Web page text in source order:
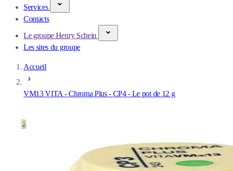
Services
Contacts
Le groupe Henry Schein
Les sites du groupe
Accueil
VM13 VITA - Chroma Plus - CP4 - Le pot de 12 g